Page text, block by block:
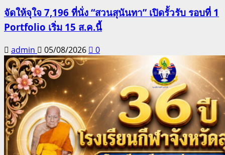
จัดให้จุใจ 7,196 ที่นั่ง “สวนสุนันทา” เปิดรั้วรับ รอบที่ 1
Portfolio เริ่ม 15 ส.ค.นี้
admin 05/08/2026 0